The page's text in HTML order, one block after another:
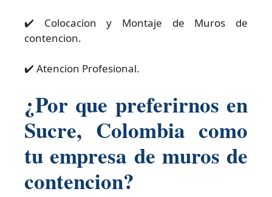
✔️ Colocacion y Montaje de Muros de
contencion.
✔️ Atencion Profesional.
¿Por que preferirnos en
Sucre, Colombia como
tu empresa de muros de
contencion?